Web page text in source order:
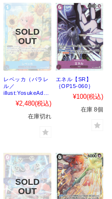
レベッカ（パラレ
ル／
illust:YosukeAdac
hi）【SR】
｛OP15-053｝
¥2,480(税込)
在庫切れ
エネル【SR】
｛OP15-060｝
¥100(税込)
在庫 8個